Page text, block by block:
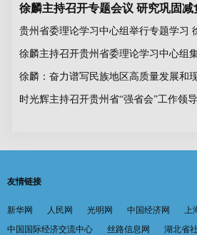
友情链接
新华网 人民网 光明网 中国经济网
中国国际经济交流中心
丝路信息网 湖北省